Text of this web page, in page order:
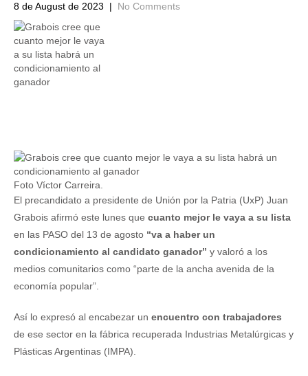
8 de August de 2023 | No Comments
Foto Víctor Carreira.
El precandidato a presidente de Unión por la Patria (UxP) Juan
Grabois afirmó este lunes que cuanto mejor le vaya a su lista
en las PASO del 13 de agosto “va a haber un
condicionamiento al candidato ganador” y valoró a los
medios comunitarios como “parte de la ancha avenida de la
economía popular”.
Así lo expresó al encabezar un encuentro con trabajadores
de ese sector en la fábrica recuperada Industrias Metalúrgicas y
Plásticas Argentinas (IMPA).